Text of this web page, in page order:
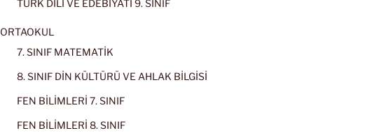
TÜRK DİLİ VE EDEBİYATI 9. SINIF
ORTAOKUL
7. SINIF MATEMATİK
8. SINIF DİN KÜLTÜRÜ VE AHLAK BİLGİSİ
FEN BİLİMLERİ 7. SINIF
FEN BİLİMLERİ 8. SINIF